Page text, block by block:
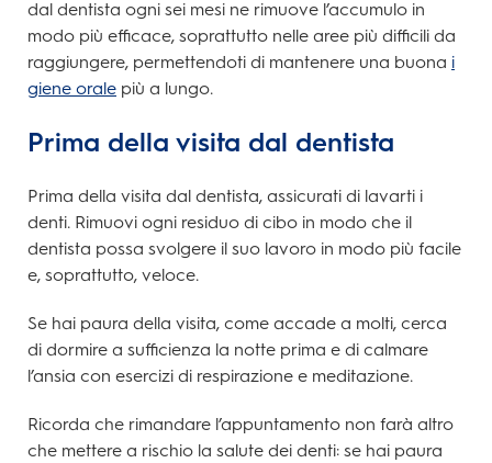
dal dentista ogni sei mesi ne rimuove l’accumulo in
modo più efficace, soprattutto nelle aree più difficili da
raggiungere, permettendoti di mantenere una buona i
giene orale più a lungo.
Prima della visita dal dentista
Prima della visita dal dentista, assicurati di lavarti i
denti. Rimuovi ogni residuo di cibo in modo che il
dentista possa svolgere il suo lavoro in modo più facile
e, soprattutto, veloce.
Se hai paura della visita, come accade a molti, cerca
di dormire a sufficienza la notte prima e di calmare
l’ansia con esercizi di respirazione e meditazione.
Ricorda che rimandare l’appuntamento non farà altro
che mettere a rischio la salute dei denti: se hai paura